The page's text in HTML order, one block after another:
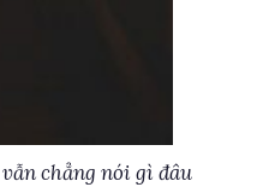
chẳng nói gì đâu